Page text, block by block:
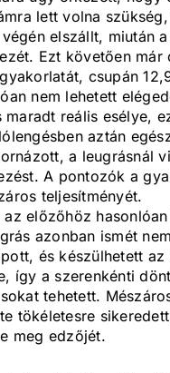
lett volna
elszállt, miután
Ezt követően
csupán
nem lehetett
reális esélye,
aztán
a leugrásnál
A pontozók a
teljesítményét.
előzőhöz
azonban ismét
és készülhetett
így a szerenkénti
tehetett.
tökéletesre
meg edzőjét.